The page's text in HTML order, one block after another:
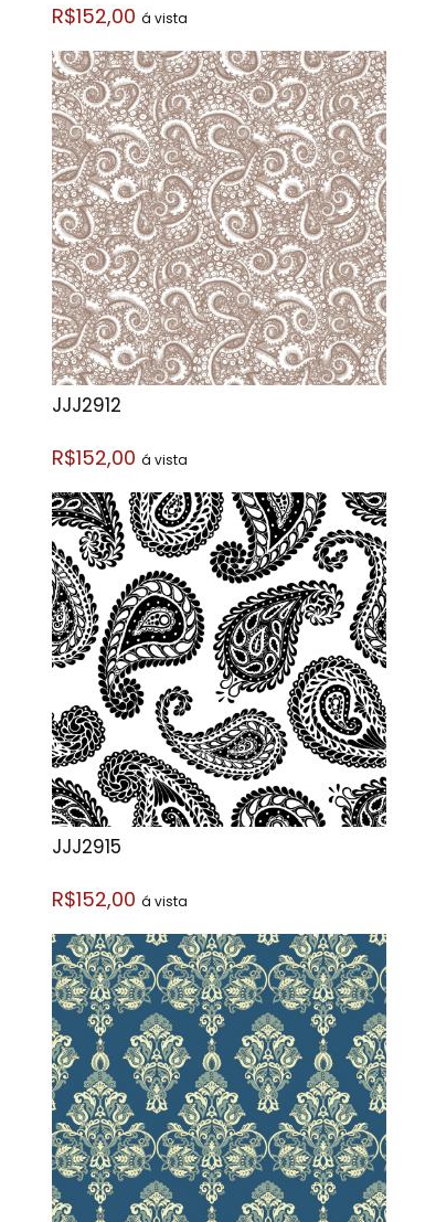
R$152,00 á vista
JJJ2912
R$152,00 á vista
JJJ2915
R$152,00 á vista